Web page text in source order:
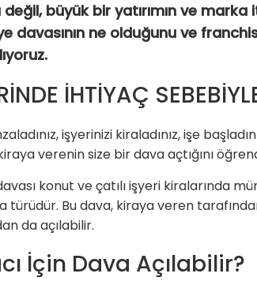
büyük bir yatırımın ve marka
davasının ne olduğunu ve
İHTİYAÇ
işyerinizi kiraladınız, işe
verenin size bir dava açtığını
konut ve çatılı işyeri kiralarında
türüdür. Bu dava, kiraya veren
da açılabilir.
İçin Dava Açılabilir?